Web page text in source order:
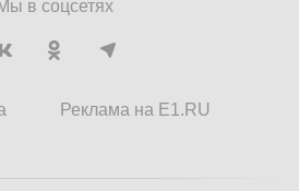
в соцсетях
Реклама на E1.RU